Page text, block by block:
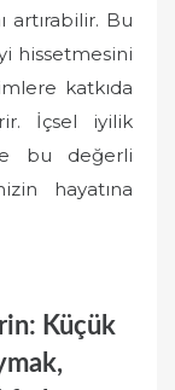
artırabilir. Bu
hissetmesini
katkıda
İçsel iyilik
bu değerli
hayatına
Küçük